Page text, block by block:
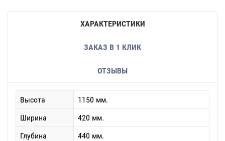
ХАРАКТЕРИСТИКИ
ЗАКАЗ В 1 КЛИК
ОТЗЫВЫ
Высота
1150 мм.
Ширина
420 мм.
Глубина
440 мм.